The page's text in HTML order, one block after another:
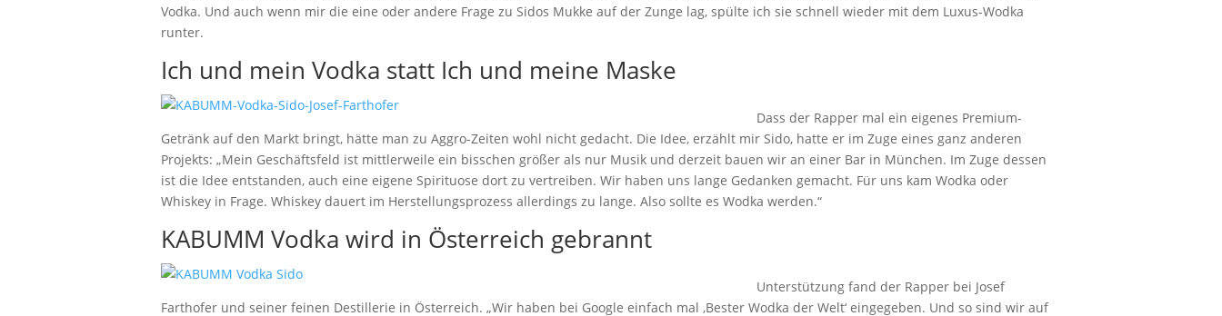
Vodka. Und auch wenn mir die eine oder andere Frage zu Sidos Mukke auf der Zunge lag, spülte ich sie schnell wieder mit dem Luxus-Wodka
runter.
Ich und mein Vodka statt Ich und meine Maske
Dass der Rapper mal ein eigenes Premium-
Getränk auf den Markt bringt, hätte man zu Aggro-Zeiten wohl nicht gedacht. Die Idee, erzählt mir Sido, hatte er im Zuge eines ganz anderen
Projekts: „Mein Geschäftsfeld ist mittlerweile ein bisschen größer als nur Musik und derzeit bauen wir an einer Bar in München. Im Zuge dessen
ist die Idee entstanden, auch eine eigene Spirituose dort zu vertreiben. Wir haben uns lange Gedanken gemacht. Für uns kam Wodka oder
Whiskey in Frage. Whiskey dauert im Herstellungsprozess allerdings zu lange. Also sollte es Wodka werden.“
KABUMM Vodka wird in Österreich gebrannt
Unterstützung fand der Rapper bei Josef
Farthofer und seiner feinen Destillerie in Österreich. „Wir haben bei Google einfach mal ‚Bester Wodka der Welt‘ eingegeben. Und so sind wir auf